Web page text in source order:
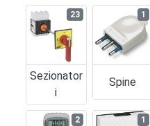
Sezionator
I
23
Spine
1
2 1